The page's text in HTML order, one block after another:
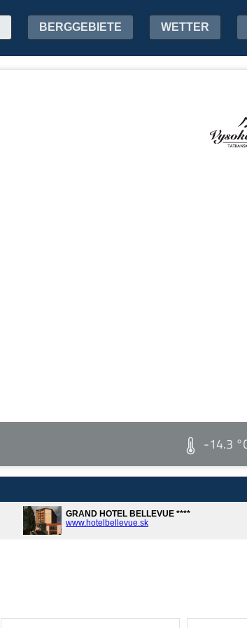
BERGGEBIETE WETTER
-14.3
GRAND HOTEL BELLEVUE ****
www.hotelbellevue.sk